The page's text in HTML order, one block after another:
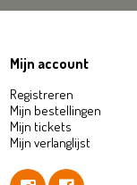
Mijn account
Registreren
Mijn bestellingen
Mijn tickets
Mijn verlanglijst